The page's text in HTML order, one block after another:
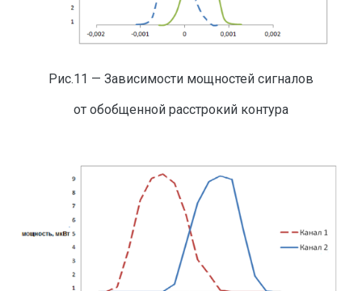
Рис.11 — Зависимости мощностей сигналов
от обобщенной расстрокий контура